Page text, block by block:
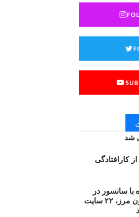
شد
کارافتادگی
با سانسور در
اینترنت: #آزادی هم‌آیند گزارشگران‌ بدون مرز، ۲۲ سایت